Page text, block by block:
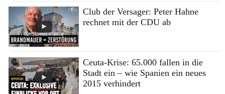
Club der Versager: Peter Hahne
rechnet mit der CDU ab
Ceuta-Krise: 65.000 fallen in die
Stadt ein – wie Spanien ein neues
2015 verhindert